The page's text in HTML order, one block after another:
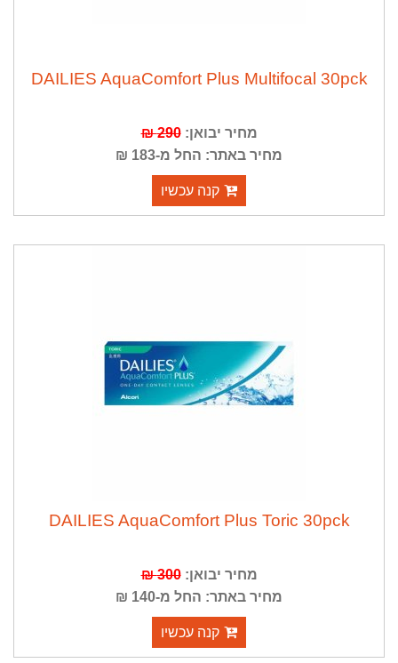
DAILIES AquaComfort Plus Multifocal 30pck
מחיר יבואן:290 ₪
מחיר באתר: החל מ-183 ₪
קנה עכשיו
DAILIES AquaComfort Plus Toric 30pck
מחיר יבואן:300 ₪
מחיר באתר: החל מ-140 ₪
קנה עכשיו